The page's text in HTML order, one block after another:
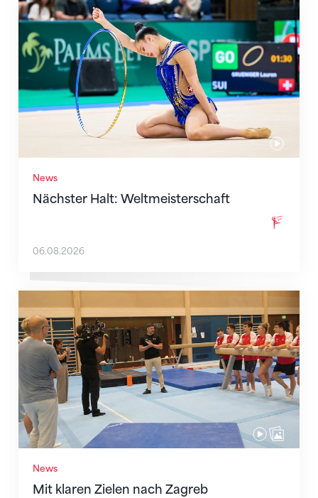
News
Nächster Halt: Weltmeisterschaft
Nächster Halt: Weltmeisterschaft
06.08.2026
News
Mit klaren Zielen nach Zagreb
Mit klaren Zielen nach Zagreb